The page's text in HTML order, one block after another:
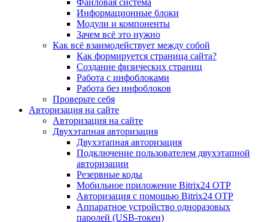
Файловая система
Информационные блоки
Модули и компоненты
Зачем всё это нужно
Как всё взаимодействует между собой
Как формируется страница сайта?
Создание физических страниц
Работа с инфоблоками
Работа без инфоблоков
Проверьте себя
Авторизация на сайте
Авторизация на сайте
Двухэтапная авторизация
Двухэтапная авторизация
Подключение пользователем двухэтапной
авторизации
Резервные коды
Мобильное приложение Bitrix24 OTP
Авторизация с помощью Bitrix24 OTP
Аппаратное устройство одноразовых
паролей (USB-токен)